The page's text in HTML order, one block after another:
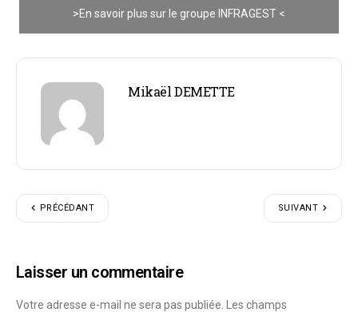
>En savoir plus sur le groupe INFRAGEST <
Mikaël DEMETTE
PRÉCÉDANT SUIVANT
Laisser un commentaire
Votre adresse e-mail ne sera pas publiée.
Les champs